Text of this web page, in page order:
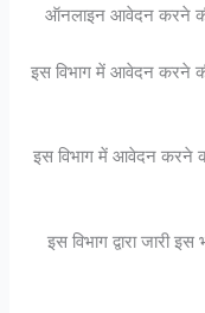
ऑनलाइन आवेदन करने
इस विभाग में आवेदन करने
इस विभाग में आवेदन
इस विभाग द्वारा जारी